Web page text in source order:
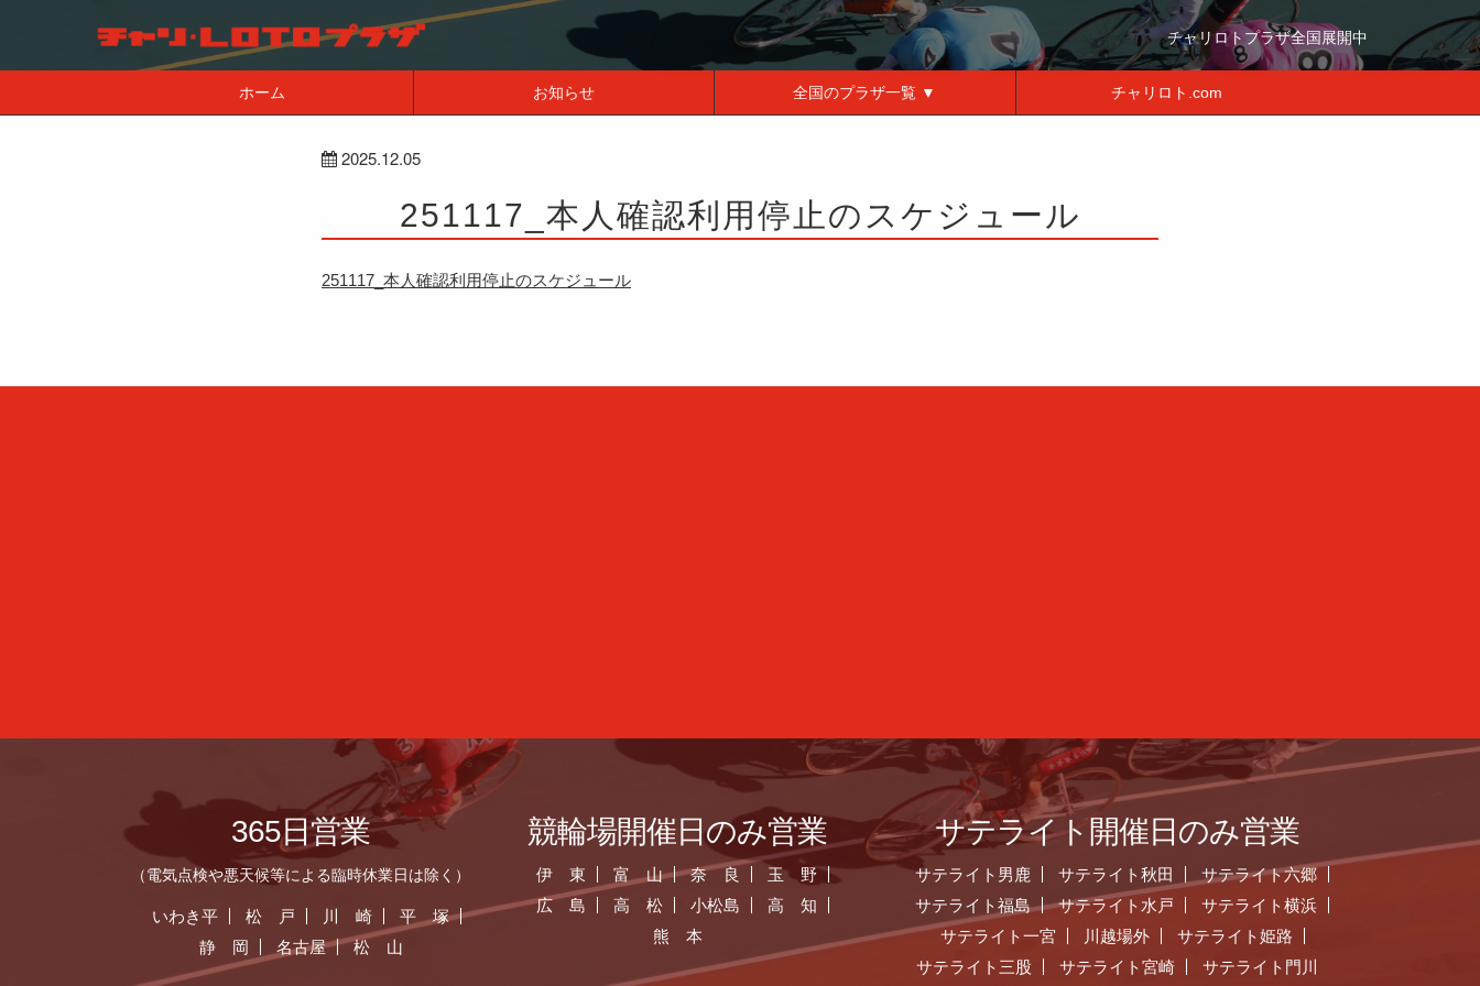
チャリロトプラザ全国展開中
ホーム お知らせ 全国のプラザ一覧 ▼ チャリロト.com
2025.12.05
251117_本人確認利用停止のスケジュール
251117_本人確認利用停止のスケジュール
365日営業
（電気点検や悪天候等による臨時休業日は除く）
いわき平 松 戸 川 崎
平 塚
静 岡
名古屋 松 山
競輪場開催日のみ営業
伊 東 富 山 奈 良
玉 野
広 島
高 松 小松島
高 知
熊 本
サテライト開催日のみ営業
サテライト男鹿 サテライト秋田
サテライト六郷
サテライト福島
サテライト水戸
サテライト横浜
サテライト一宮
川越場外
サテライト姫路
サテライト三股
サテライト宮崎 サテライト門川